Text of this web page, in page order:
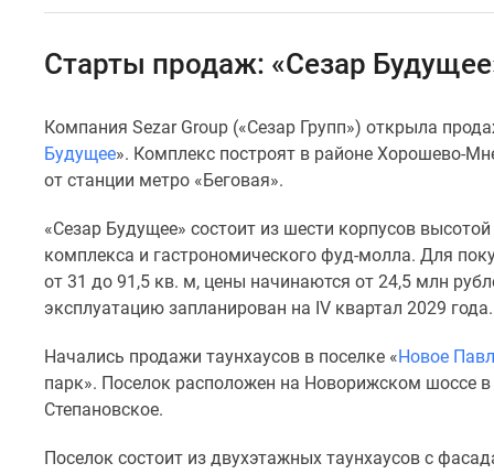
помещения
застройщики
Панорамы
новостроек
новостроек
новостроек
Экология
Москвы
Подмосковья
комнатные
комнатные
Старты продаж: «Сезар
Компания Sezar Group («Сезар Групп») открыла
Будущее». Комплекс построят в районе Хорошево-
от станции метро «Беговая».
«Сезар Будущее» состоит из шести корпусов
комплекса и гастрономического фуд-молла. Для
от 31 до 91,5 кв. м, цены начинаются от 24,5 млн
эксплуатацию запланирован на IV квартал 2029 года.
Начались продажи таунхаусов в поселке «Новое
парк». Поселок расположен на Новорижском шоссе
Степановское.
Поселок состоит из двухэтажных таунхаусов с